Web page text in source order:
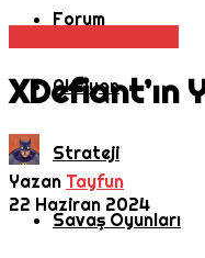
Forum
Aksiyon
Strateji
Savaş Oyunları
XDefiant’ın
Yazan Tayfun
22 Haziran 2024